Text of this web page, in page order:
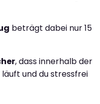
beträgt dabei nur 15
, dass innerhalb der
läuft und du stressfrei